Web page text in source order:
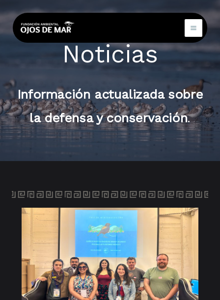
contenido
Noticias
Información actualizada sobre
la defensa y conservación.